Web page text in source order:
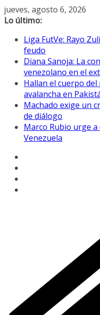
Saltar
al
jueves, agosto 6, 2026
Lo último:
Liga FutVe: Rayo
feudo
Diana Sanoja: La
venezolano en el
Hallan el cuerpo
avalancha en
Machado exige un
de diálogo
Marco Rubio urge
Venezuela